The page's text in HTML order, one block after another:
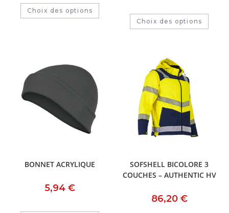
Choix des options
Choix des options
BONNET ACRYLIQUE
5,94 €
SOFSHELL BICOLORE 3
COUCHES – AUTHENTIC HV
86,20 €